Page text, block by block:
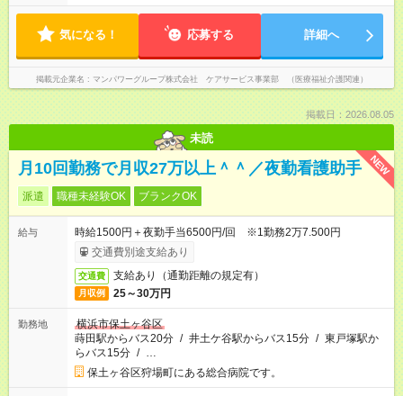
気になる！ 応募する 詳細へ
掲載元企業名 マンパワーグループ株式会社 ケアサービス事業部 （医療福祉介護関連）
掲載日：2026.08.05
未読
NEW
月10回勤務で月収27万以上＾＾／夜勤看護助手
派遣 職種未経験OK ブランクOK
給与
時給1500円＋夜勤手当6500円/回 ※1勤務2万7.500円
交通費別途支給あり
交通費 支給あり（通勤距離の規定有）
月収例 25～30万円
勤務地
横浜市保土ヶ谷区
蒔田駅からバス20分 / 井土ケ谷駅からバス15分 / 東戸塚駅か
らバス15分 / …
保土ヶ谷区狩場町にある総合病院です。